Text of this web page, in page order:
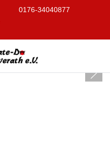
0176-34040877